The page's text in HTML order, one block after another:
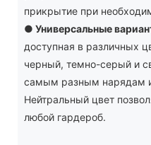
прикрытие при
● Универсальные
доступная в различных
черный, темно-серый и
самым разным нарядам
Нейтральный цвет
любой гардероб.